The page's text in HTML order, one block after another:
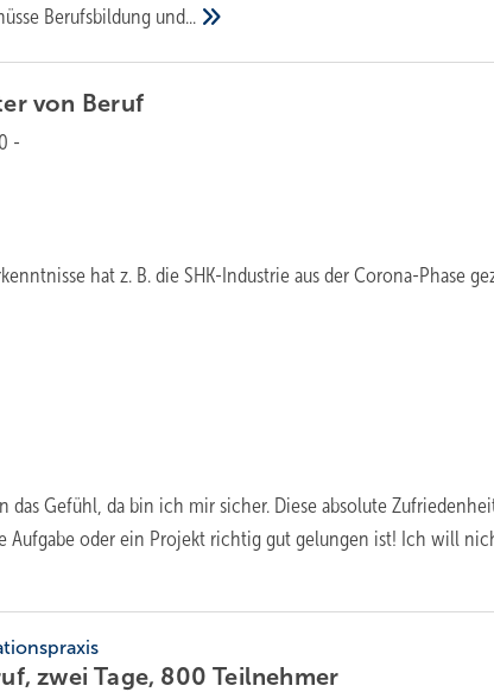
Berufsbildung und...
von Beruf
-
hat z. B. die SHK-Industrie aus der Corona-Phase
das Gefühl, da bin ich mir sicher. Diese absolute
Aufgabe oder ein Projekt richtig gut gelungen ist! Ich will
zwei Tage, 800Teilnehmer